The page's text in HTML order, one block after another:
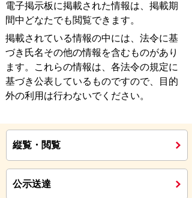
電子掲示板に掲載された情報は、掲載期
間中どなたでも閲覧できます。
掲載されている情報の中には、法令に基
づき氏名その他の情報を含むものがあり
ます。これらの情報は、各法令の規定に
基づき公表しているものですので、目的
外の利用は行わないでください。
縦覧・閲覧
公示送達